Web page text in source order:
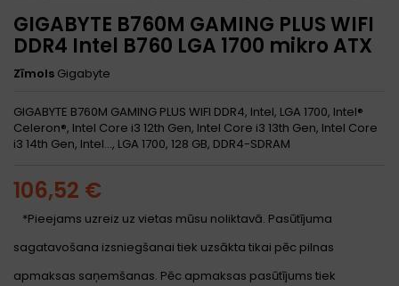
GIGABYTE B760M GAMING PLUS WIFI
DDR4 Intel B760 LGA 1700 mikro ATX
Zīmols Gigabyte
GIGABYTE B760M GAMING PLUS WIFI DDR4, Intel, LGA 1700, Intel®
Celeron®, Intel Core i3 12th Gen, Intel Core i3 13th Gen, Intel Core
i3 14th Gen, Intel..., LGA 1700, 128 GB, DDR4-SDRAM
106,52 €
*Pieejams uzreiz uz vietas mūsu noliktavā. Pasūtījuma
sagatavošana izsniegšanai tiek uzsākta tikai pēc pilnas
apmaksas saņemšanas. Pēc apmaksas pasūtījums tiek